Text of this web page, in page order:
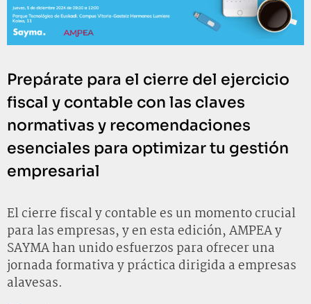
Prepárate para el cierre del ejercicio
fiscal y contable con las claves
normativas y recomendaciones
esenciales para optimizar tu gestión
empresarial
El cierre fiscal y contable es un momento crucial
para las empresas, y en esta edición, AMPEA y
SAYMA han unido esfuerzos para ofrecer una
jornada formativa y práctica dirigida a empresas
alavesas.